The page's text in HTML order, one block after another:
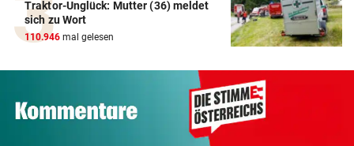
Traktor-Unglück: Mutter (36) meldet
sich zu Wort
110.946 mal gelesen